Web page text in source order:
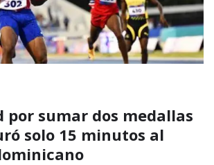
por sumar dos medallas
solo 15 minutos al